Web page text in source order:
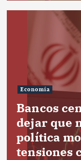
Economía
Bancos
dejar que
política
tensiones